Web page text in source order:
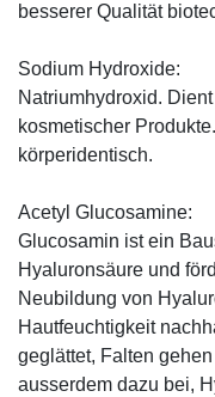
besserer Qualität
Sodium Hydroxide:
Natriumhydroxid.
kosmetischer
körperidentisch.
Acetyl Glucosamine:
Glucosamin ist ein
Hyaluronsäure und
Neubildung von
Hautfeuchtigkeit
geglättet, Falten
ausserdem dazu bei,